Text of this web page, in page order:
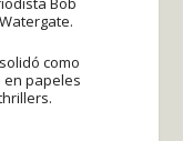
como
en papeles